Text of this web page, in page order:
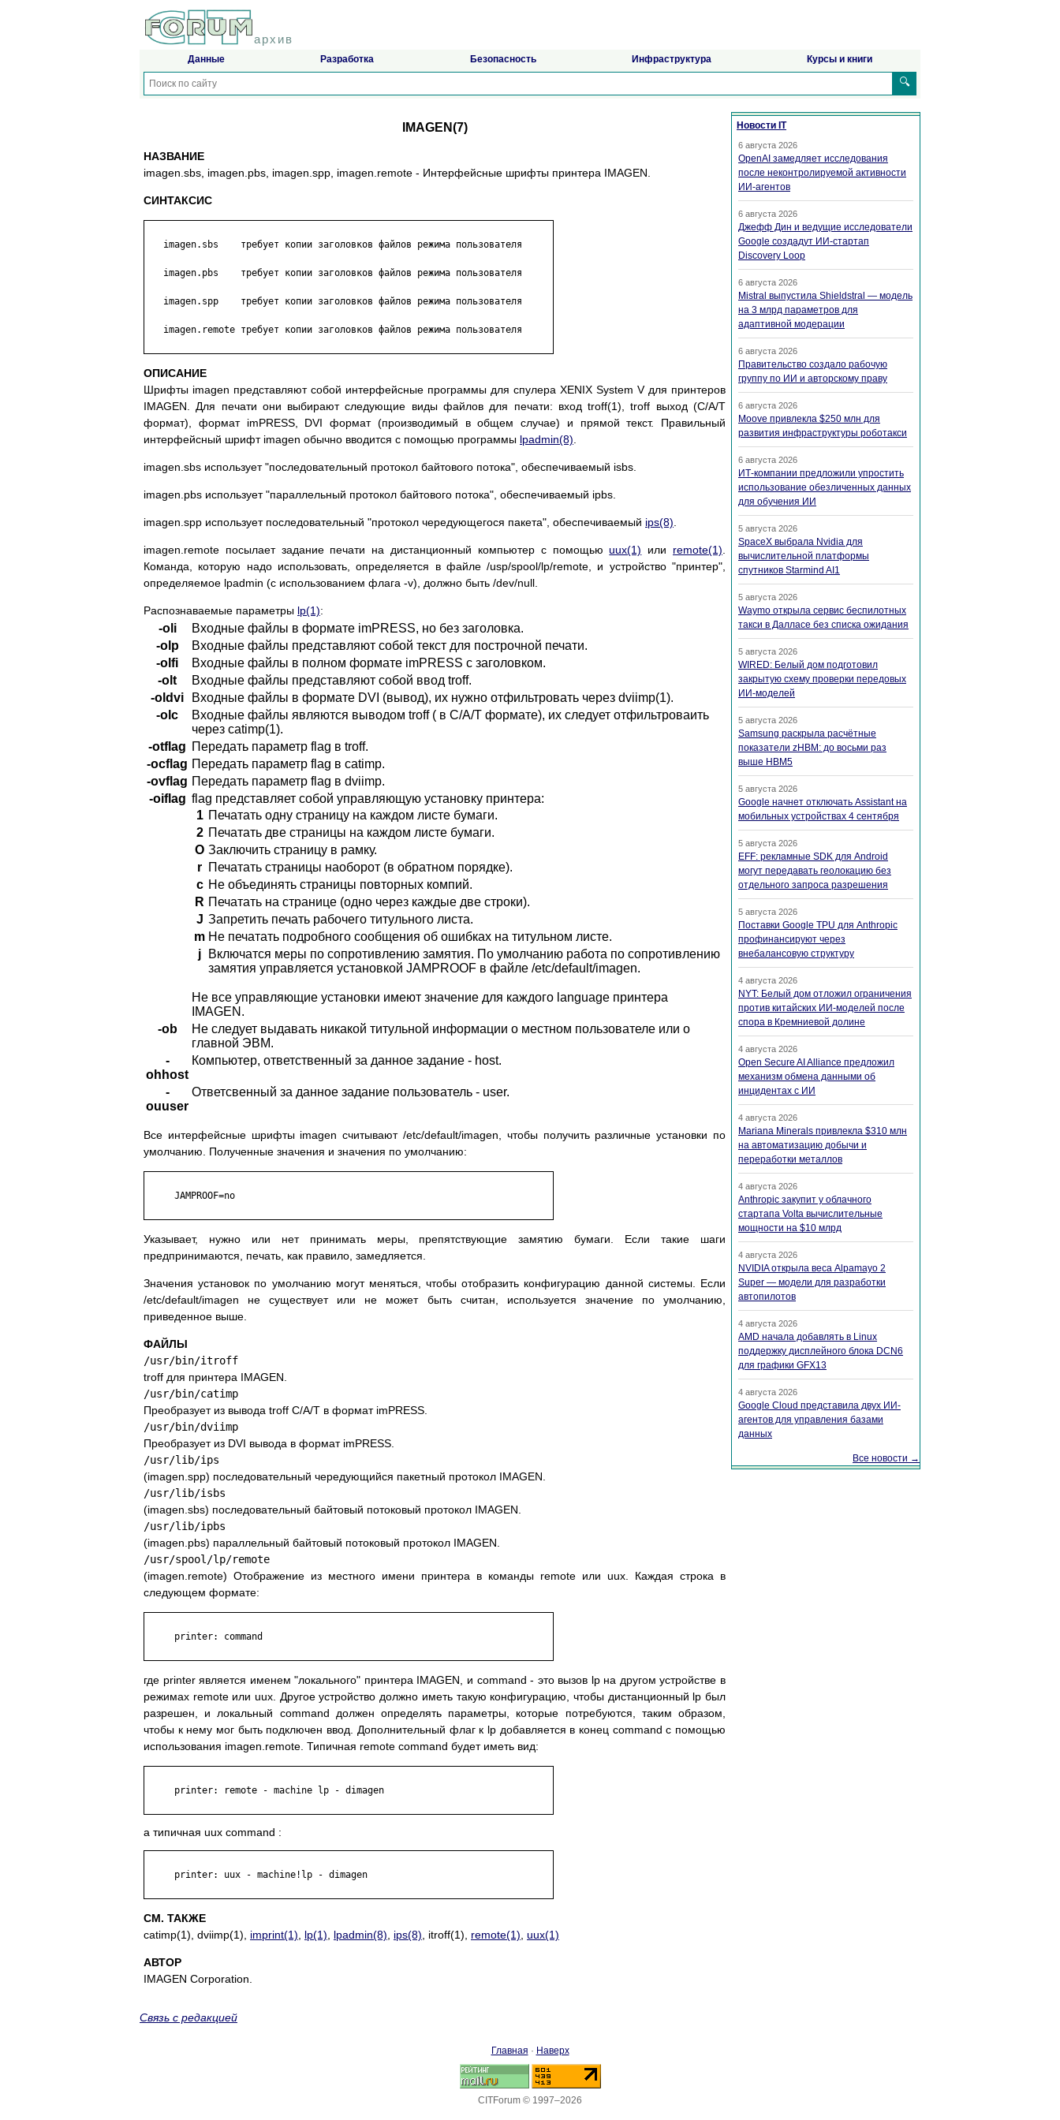
архив
Данные Разработка Безопасность Инфраструктура Курсы и книги
🔍
IMAGEN(7)
НАЗВАНИЕ
imagen.sbs, imagen.pbs, imagen.spp, imagen.remote - Интерфейсные шрифты принтера IMAGEN.
СИНТАКСИС
   imagen.sbs    требует копии заголовков файлов режима пользователя
   imagen.pbs    требует копии заголовков файлов режима пользователя
   imagen.spp    требует копии заголовков файлов режима пользователя
   imagen.remote требует копии заголовков файлов режима пользователя
ОПИСАНИЕ
Шрифты imagen представляют собой интерфейсные программы для спулера XENIX System V для принтеров
IMAGEN. Для печати они выбирают следующие виды файлов для печати: вход troff(1), troff выход (С/А/Т
формат), формат imPRESS, DVI формат (производимый в общем случае) и прямой текст. Правильный
интерфейсный шрифт imagen обычно вводится с помощью программы lpadmin(8)
imagen.sbs использует "последовательный протокол байтового потока", обеспечиваемый isbs.
imagen.pbs использует "параллельный протокол байтового потока", обеспечиваемый ipbs.
imagen.spp использует последовательный "протокол чередующегося пакета", обеспечиваемый ips(8)
imagen.remote посылает задание печати на дистанционный компьютер с помощьюuux(1) или remote(1)
Команда, которую надо использовать, определяется в файле /usp/spool/lp/remote, и устройство "принтер",
определяемое lpadmin (с использованием флага -v), должно быть /dev/null.
Распознаваемые параметры lp(1):
-oli
Входные файлы в формате imPRESS, но без заголовка.
-olp
Входные файлы представляют собой текст для построчной печати.
-olfi
Входные файлы в полном формате imРRESS с заголовком.
-olt
Входные файлы представляют собой ввод troff.
-oldvi
Входные файлы в формате DVI (вывод), их нужно отфильтровать через dviimp(1).
-olc
Входные файлы являются выводом troff ( в С/А/Т формате), их следует отфильтроваить
через catimp(1).
-otflag Передать параметр flag в troff.
-ocflag Передать параметр flag в catimp.
-ovflag Передать параметр flag в dviimp.
-oiflag flag представляет собой управляющую установку принтера:
1 Печатать одну страницу на каждом листе бумаги.
2 Печатать две страницы на каждом листе бумаги.
О Заключить страницу в рамку.
r Печатать страницы наоборот (в обратном порядке).
с Не объединять страницы повторных компий.
R Печатать на странице (одно через каждые две строки).
J Запретить печать рабочего титульного листа.
m Не печатать подробного сообщения об ошибках на титульном листе.
j
Включатся меры по сопротивлению замятия. По умолчанию работа по сопротивлению
замятия управляется установкой JAMPROOF в файле /etc/default/imagen.
Не все управляющие установки имеют значение для каждого language принтера
IMAGEN.
-ob
Не следует выдавать никакой титульной информации о местном пользователе или о
главной ЭВМ.
-
ohhost
Компьютер, ответственный за данное задание - host.
-
ouuser
Ответсвенный за данное задание пользователь - user.
Все интерфейсные шрифты imagen считывают /etc/default/imagen, чтобы получить различные установки по
умолчанию. Полученные значения и значения по умолчанию:
     JAMPROOF=no
Указывает, нужно или нет принимать меры, препятствующие замятию бумаги. Если такие шаги
предпринимаются, печать, как правило, замедляется.
Значения установок по умолчанию могут меняться, чтобы отобразить конфигурацию данной системы. Если
/etc/default/imagen не существует или не может быть считан, используется значение по умолчанию,
приведенное выше.
ФАЙЛЫ
/usr/bin/itroff
troff для принтера IMAGEN.
/usr/bin/catimp
Преобразует из вывода troff C/A/T в формат imPRESS.
/usr/bin/dviimp
Преобразует из DVI вывода в формат imPRESS.
/usr/lib/ips
(imagen.spp) последовательный чередующийся пакетный протокол IMAGEN.
/usr/lib/isbs
(imagen.sbs) последовательный байтовый потоковый протокол IMAGEN.
/usr/lib/ipbs
(imagen.pbs) параллельный байтовый потоковый протокол IMAGEN.
/usr/spool/lp/remote
(imagen.remote) Отображение из местного имени принтера в команды remote или uux. Каждая строка в
следующем формате:
     printer: command
где printer является именем "локального" принтера IMAGEN, и сommand - это вызов lp на другом устройстве в
режимах remote или uux. Другое устройство должно иметь такую конфигурацию, чтобы дистанционный lp был
разрешен, и локальный command должен определять параметры, которые потребуются, таким образом,
чтобы к нему мог быть подключен ввод. Дополнительный флаг к lp добавляется в конец command с помощью
использования imagen.remote. Типичная remote command будет иметь вид:
     printer: remote - machine lp - dimagen
а типичная uux command :
     printer: uux - machine!lp - dimagen
СМ. ТАКЖЕ
catimp(1), dviimp(1), imprint(1) lp(1) lpadmin(8) ips(8) , itroff(1), remote(1) uux(1)
АВТОР
IMAGEN Corporation.
Новости IT
6 августа 2026
OpenAI замедляет исследования
после неконтролируемой активности
ИИ-агентов
6 августа 2026
Джефф Дин и ведущие исследователи
Google создадут ИИ-стартап
Discovery Loop
6 августа 2026
Mistral выпустила Shieldstral — модель
на 3 млрд параметров для
адаптивной модерации
6 августа 2026
Правительство создало рабочую
группу по ИИ и авторскому праву
6 августа 2026
Moove привлекла $250 млн для
развития инфраструктуры роботакси
6 августа 2026
ИТ-компании предложили упростить
использование обезличенных данных
для обучения ИИ
5 августа 2026
SpaceX выбрала Nvidia для
вычислительной платформы
спутников Starmind AI1
5 августа 2026
Waymo открыла сервис беспилотных
такси в Далласе без списка ожидания
5 августа 2026
WIRED: Белый дом подготовил
закрытую схему проверки передовых
ИИ-моделей
5 августа 2026
Samsung раскрыла расчётные
показатели zHBM: до восьми раз
выше HBM5
5 августа 2026
Google начнет отключать Assistant на
мобильных устройствах 4 сентября
5 августа 2026
EFF: рекламные SDK для Android
могут передавать геолокацию без
отдельного запроса разрешения
5 августа 2026
Поставки Google TPU для Anthropic
профинансируют через
внебалансовую структуру
4 августа 2026
NYT: Белый дом отложил ограничения
против китайских ИИ-моделей после
спора в Кремниевой долине
4 августа 2026
Open Secure AI Alliance предложил
механизм обмена данными об
инцидентах с ИИ
4 августа 2026
Mariana Minerals привлекла $310 млн
на автоматизацию добычи и
переработки металлов
4 августа 2026
Anthropic закупит у облачного
стартапа Volta вычислительные
мощности на $10 млрд
4 августа 2026
NVIDIA открыла веса Alpamayo 2
Super — модели для разработки
автопилотов
4 августа 2026
AMD начала добавлять в Linux
поддержку дисплейного блока DCN6
для графики GFX13
4 августа 2026
Google Cloud представила двух ИИ-
агентов для управления базами
данных
Все новости →
Связь с редакцией
Главная · Наверх
CITForum © 1997–2026